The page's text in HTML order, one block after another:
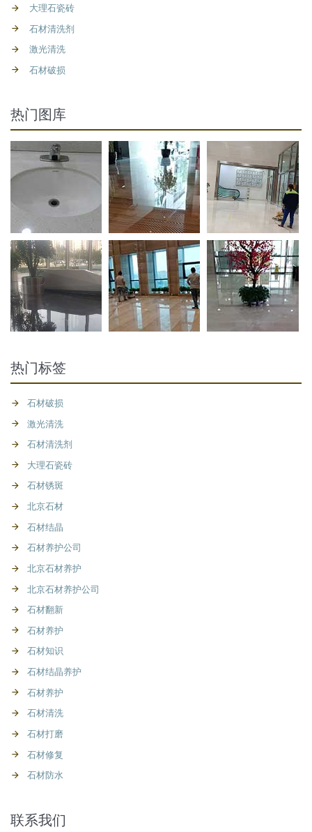
大理石瓷砖
石材清洗剂
激光清洗
石材破损
热门图库
热门标签
石材破损
激光清洗
石材清洗剂
大理石瓷砖
石材锈斑
北京石材
石材结晶
石材养护公司
北京石材养护
北京石材养护公司
石材翻新
石材养护
石材知识
石材结晶养护
石材养护
石材清洗
石材打磨
石材修复
石材防水
联系我们